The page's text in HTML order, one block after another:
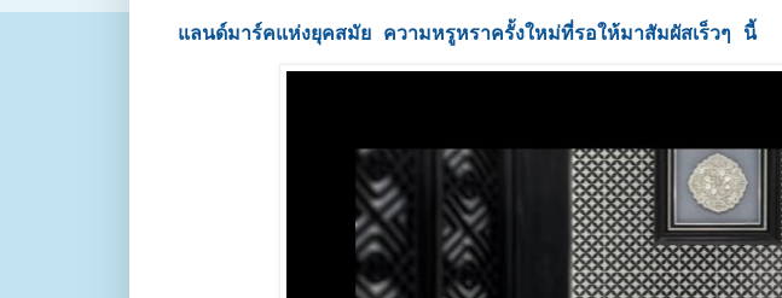
แลนด์มาร์คแห่งยุคสมัย ความหรูหราครั้งใหม่ที่รอให้มาสัมผัสเร็วๆ นี้